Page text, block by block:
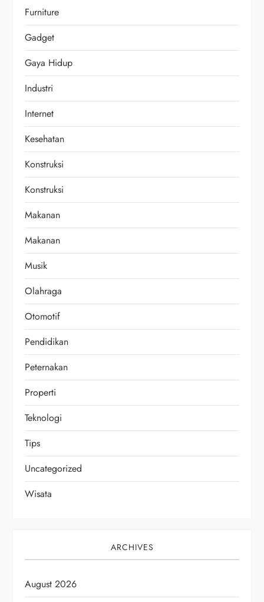
Furniture
Gadget
Gaya Hidup
Industri
Internet
Kesehatan
Konstruksi
Konstruksi
Makanan
Makanan
Musik
Olahraga
Otomotif
Pendidikan
Peternakan
Properti
Teknologi
Tips
Uncategorized
Wisata
ARCHIVES
August 2026